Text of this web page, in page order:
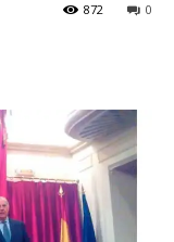
0
872